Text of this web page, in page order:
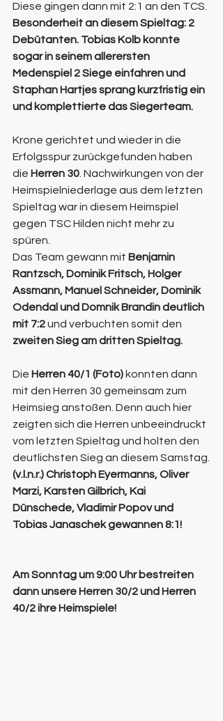
Diese gingen dann mit 2:1 an den TCS.
Besonderheit an diesem Spieltag: 2
Debütanten. Tobias Kolb konnte
sogar in seinem allerersten
Medenspiel 2 Siege einfahren und
Staphan Hartjes sprang kurzfristig ein
und komplettierte das Siegerteam.
Krone gerichtet und wieder in die
Erfolgsspur zurückgefunden haben
die Herren 30 . Nachwirkungen von der
Heimspielniederlage aus dem letzten
Spieltag war in diesem Heimspiel
gegen TSC Hilden nicht mehr zu
spüren.
Das Team gewann mit Benjamin
Rantzsch, Dominik Fritsch, Holger
Assmann, Manuel Schneider, Dominik
Odendal und Domnik Brandin deutlich
mit 7:2 und verbuchten somit den
zweiten Sieg am dritten Spieltag.
Die Herren 40/1 (Foto) konnten dann
mit den Herren 30 gemeinsam zum
Heimsieg anstoßen. Denn auch hier
zeigten sich die Herren unbeeindruckt
vom letzten Spieltag und holten den
deutlichsten Sieg an diesem Samstag.
(v.l.n.r.) Christoph Eyermanns, Oliver
Marzi, Karsten Gilbrich, Kai
Dünschede, Vladimir Popov und
Tobias Janaschek gewannen 8:1!
Am Sonntag um 9:00 Uhr bestreiten
dann unsere Herren 30/2 und Herren
40/2 ihre Heimspiele!